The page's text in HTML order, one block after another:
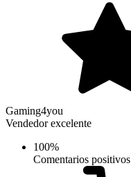
Gaming4you
Vendedor excelente
100%
Comentarios positivos